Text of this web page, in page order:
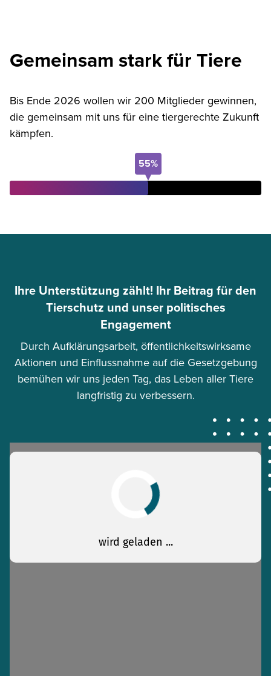
Gemeinsam stark für Tiere
Bis Ende 2026 wollen wir 200 Mitglieder gewinnen,
die gemeinsam mit uns für eine tiergerechte Zukunft
kämpfen.
55%
Ihre Unterstützung zählt! Ihr Beitrag für den
Tierschutz und unser politisches
Engagement
Durch Aufklärungsarbeit, öffentlichkeitswirksame
Aktionen und Einflussnahme auf die Gesetzgebung
bemühen wir uns jeden Tag, das Leben aller Tiere
langfristig zu verbessern.